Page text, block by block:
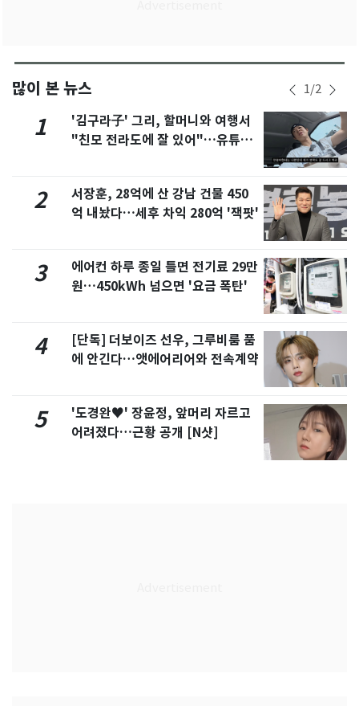
많이 본 뉴스 1/2
1
'김구라子' 그리, 할머니와 여행서
"친모 전라도에 잘 있어"…유튜브
2
서장훈, 28억에 산 강남 건물 450
억 내놨다…세후 차익 280억 '잭팟'
3
에어컨 하루 종일 틀면 전기료 29만
원…450kWh 넘으면 '요금 폭탄'
4
[단독] 더보이즈 선우, 그루비룸 품
에 안긴다…앳에어리어와 전속계약
5
'도경완♥' 장윤정, 앞머리 자르고
어려졌다…근황 공개 [N샷]